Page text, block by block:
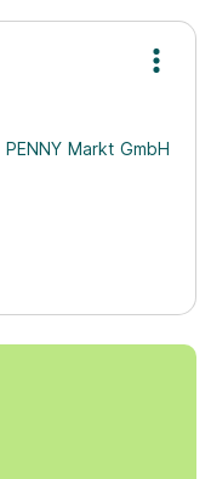
PENNY Markt GmbH